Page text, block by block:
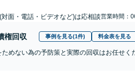
面・電話・ビデオなど)は応相談営業時間：
権回収 事例を見る(1件) 料金表を見る
ためない為の予防策と実際の回収はお任せ